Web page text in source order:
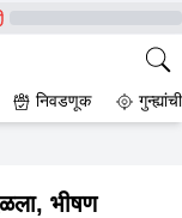
CrimeTak
निवडणूक
in 12 peoples
भीषण